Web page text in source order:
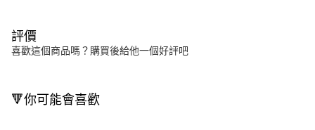
評價
喜歡這個商品嗎？購買後給他一個好評吧
🔻你可能會喜歡